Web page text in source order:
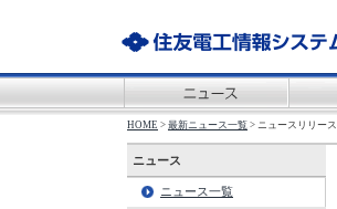
HOME > 最新ニュース一覧 > ニュースリリース
ニュース
ニュース一覧